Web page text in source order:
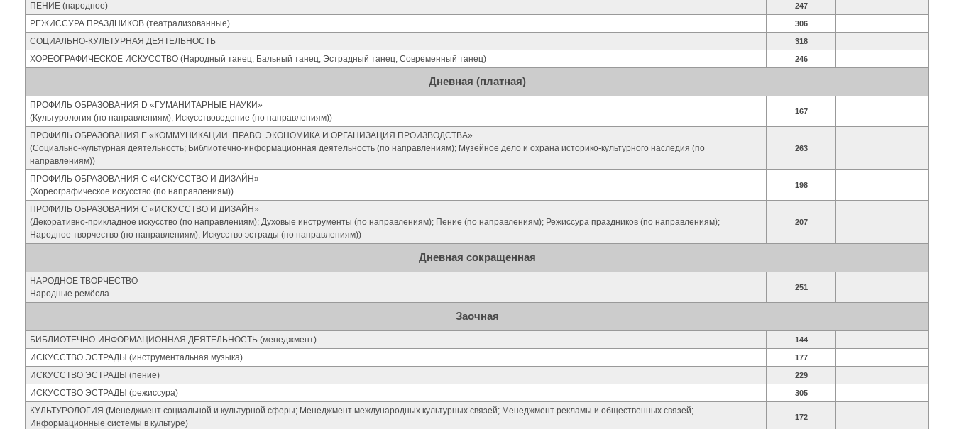
ПЕНИЕ (народное) 247
РЕЖИССУРА ПРАЗДНИКОВ (театрализованные) 306
СОЦИАЛЬНО-КУЛЬТУРНАЯ ДЕЯТЕЛЬНОСТЬ 318
ХОРЕОГРАФИЧЕСКОЕ ИСКУССТВО (Народный танец; Бальный танец; Эстрадный танец; Современный танец) 246
Дневная (платная)
ПРОФИЛЬ ОБРАЗОВАНИЯ D «ГУМАНИТАРНЫЕ НАУКИ»
(Культурология (по направлениям); Искусствоведение (по направлениям))
167
ПРОФИЛЬ ОБРАЗОВАНИЯ Е «КОММУНИКАЦИИ. ПРАВО. ЭКОНОМИКА И ОРГАНИЗАЦИЯ ПРОИЗВОДСТВА»
(Социально-культурная деятельность; Библиотечно-информационная деятельность (по направлениям); Музейное дело и охрана историко-культурного наследия (по
направлениям))
263
ПРОФИЛЬ ОБРАЗОВАНИЯ С «ИСКУССТВО И ДИЗАЙН»
(Хореографическое искусство (по направлениям))
198
ПРОФИЛЬ ОБРАЗОВАНИЯ С «ИСКУССТВО И ДИЗАЙН»
(Декоративно-прикладное искусство (по направлениям); Духовые инструменты (по направлениям); Пение (по направлениям); Режиссура праздников (по направлениям);
Народное творчество (по направлениям); Искусство эстрады (по направлениям))
207
Дневная сокращенная
НАРОДНОЕ ТВОРЧЕСТВО
Народные ремёсла
251
Заочная
БИБЛИОТЕЧНО-ИНФОРМАЦИОННАЯ ДЕЯТЕЛЬНОСТЬ (менеджмент) 144
ИСКУССТВО ЭСТРАДЫ (инструментальная музыка) 177
ИСКУССТВО ЭСТРАДЫ (пение) 229
ИСКУССТВО ЭСТРАДЫ (режиссура) 305
КУЛЬТУРОЛОГИЯ (Менеджмент социальной и культурной сферы; Менеджмент международных культурных связей; Менеджмент рекламы и общественных связей;
Информационные системы в культуре)
172